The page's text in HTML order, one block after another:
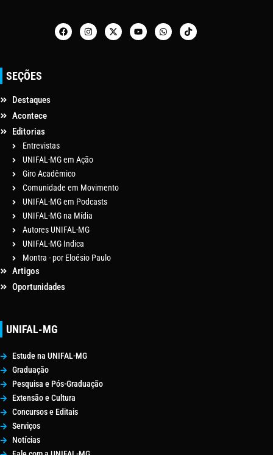
SEÇÕES
Destaques
Acontece
Editorias
Entrevistas
UNIFAL-MG em Ação
Giro Acadêmico
Comunidade em Movimento
UNIFAL-MG em Podcasts
UNIFAL-MG na Mídia
Autores UNIFAL-MG
UNIFAL-MG Indica
Montra - por Eloésio Paulo
Artigos
Oportunidades
UNIFAL-MG
Estude na UNIFAL-MG
Graduação
Pesquisa e Pós-Graduação
Extensão e Cultura
Concursos e Editais
Serviços
Notícias